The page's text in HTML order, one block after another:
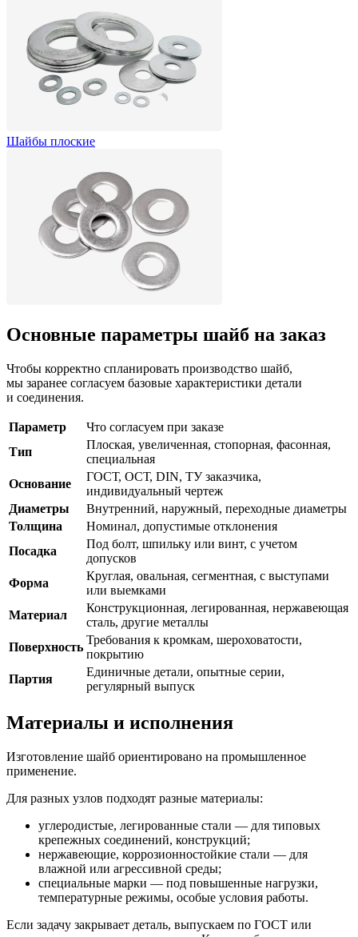
Шайбы плоские
Основные параметры шайб на заказ
Чтобы корректно спланировать производство шайб,
мы заранее согласуем базовые характеристики детали
и соединения.
Параметр
Что согласуем при заказе
Тип
Плоская, увеличенная, стопорная, фасонная,
специальная
Основание
ГОСТ, ОСТ, DIN, ТУ заказчика,
индивидуальный чертеж
Диаметры
Внутренний, наружный, переходные диаметры
Толщина
Номинал, допустимые отклонения
Посадка
Под болт, шпильку или винт, с учетом
допусков
Форма
Круглая, овальная, сегментная, с выступами
или выемками
Материал
Конструкционная, легированная, нержавеющая
сталь, другие металлы
Поверхность
Требования к кромкам, шероховатости,
покрытию
Партия
Единичные детали, опытные серии,
регулярный выпуск
Материалы и исполнения
Изготовление шайб ориентировано на промышленное
применение.
Для разных узлов подходят разные материалы:
углеродистые, легированные стали — для типовых
крепежных соединений, конструкций;
нержавеющие, коррозионностойкие стали — для
влажной или агрессивной среды;
специальные марки — под повышенные нагрузки,
температурные режимы, особые условия работы.
Если задачу закрывает деталь, выпускаем по ГОСТ или